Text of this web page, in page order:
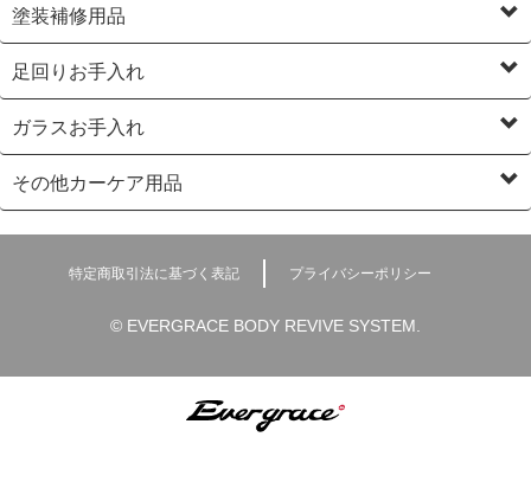
塗装補修用品
足回りお手入れ
ガラスお手入れ
その他カーケア用品
特定商取引法に基づく表記 プライバシーポリシー
© EVERGRACE BODY REVIVE SYSTEM.